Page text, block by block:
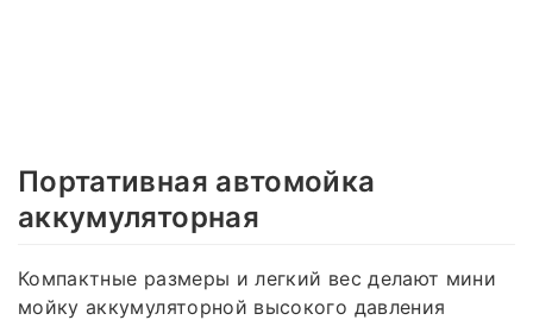
Портативная автомойка
аккумуляторная
Компактные размеры и легкий вес делают мини
мойку аккумуляторной высокого давления